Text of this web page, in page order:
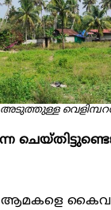
ആമകളെ